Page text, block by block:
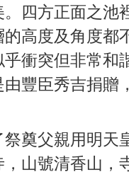
四方正面之池
高度及角度都
衝突但非常和
豐臣秀吉捐贈
奠父親用明天
山號清香山，